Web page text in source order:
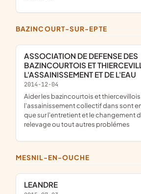
BAZINCOURT-SUR-EPTE
ASSOCIATION DE DEFENSE DES
BAZINCOURTOIS ET
L'ASSAINISSEMENT ET DE L'EAU
2014-12-04
aider les bazincourtois et thiercevillois sur
l'assainissement collectif dans sont
que sur l'entretient et le changement
relevage ou tout autres problémes
MESNIL-EN-OUCHE
LEANDRE